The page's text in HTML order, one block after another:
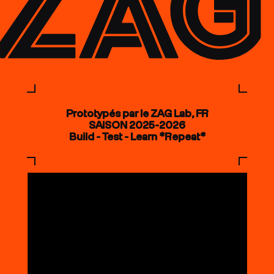
Prototypés par le ZAG Lab, FR
SAISON 2025-2026
Build - Test - Learn *Repeat*